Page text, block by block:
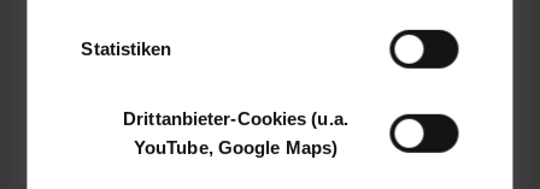
Statistiken
Drittanbieter-Cookies (u.a.
YouTube, Google Maps)
Franz-Morat-Straße 4
Eisenbach